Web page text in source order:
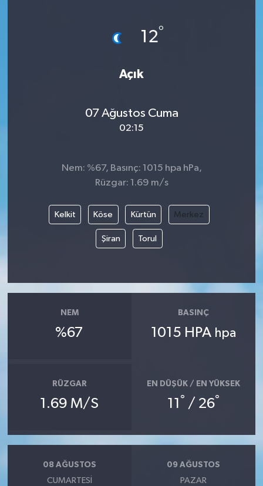
12°
Açık
07 Ağustos Cuma
02:15
Nem: %67, Basınç: 1015 hpa hPa,
Rüzgar: 1.69 m/s
Kelkit Köse Kürtün Merkez
Şiran Torul
NEM
%67
BASINÇ
1015 HPA hpa
RÜZGAR
1.69 M/S
EN DÜŞÜK / EN YÜKSEK
11 ° / 26°
08 AĞUSTOS
CUMARTESI
09 AĞUSTOS
PAZAR